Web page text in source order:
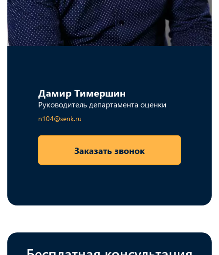
Дамир Тимершин
Руководитель департамента оценки
n104@senk.ru
Заказать звонок